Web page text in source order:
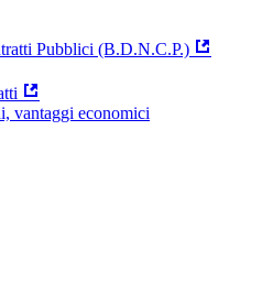
Pubblici (B.D.N.C.P.)
vantaggi economici